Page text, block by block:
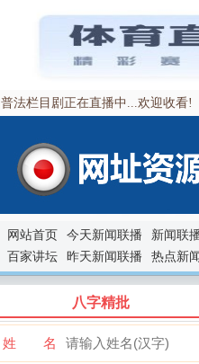
普法栏目剧正在直播中...欢迎收看!
网站首页 今天新闻联播 新闻联
百家讲坛
昨天新闻联播 热点新闻
八字精批
姓 名